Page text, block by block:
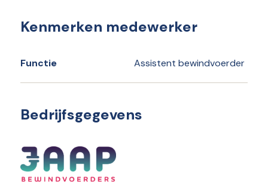
Kenmerken medewerker
Functie Assistent bewindvoerder
Bedrijfsgegevens